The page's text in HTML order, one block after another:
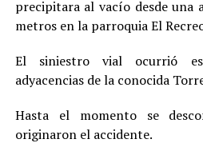
precipitara al vacío desde una
metros en la parroquia El
El siniestro vial ocurrió
adyacencias de la conocida
Hasta el momento se
originaron el accidente.